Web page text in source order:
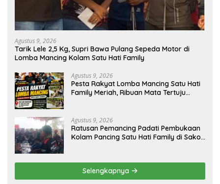
Agustus 9, 2026
Tarik Lele 2,5 Kg, Supri Bawa Pulang Sepeda Motor di
Lomba Mancing Kolam Satu Hati Family
Agustus 9, 2026
Pesta Rakyat Lomba Mancing Satu Hati
Family Meriah, Ribuan Mata Tertuju
Agustus 9, 2026
Ratusan Pemancing Padati Pembukaan
Kolam Pancing Satu Hati Family di Sako
Selengkapnya